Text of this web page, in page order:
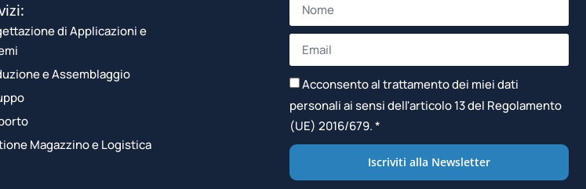
di Applicazioni e
e Assemblaggio
Magazzino e Logistica
Acconsento al trattamento dei miei dati
personali ai sensi dell'articolo 13 del Regolamento
(UE) 2016/679. *
Iscriviti alla Newsletter